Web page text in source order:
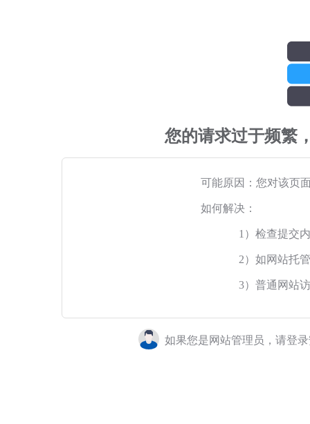
您的请求过于频繁
可能原因：您对该页
如何解决：
1）检查提交
2）如网站托
3）普通网站
如果您是网站管理员，请登